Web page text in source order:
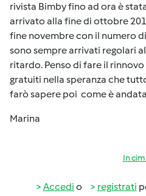
rivista Bimby fino ad ora è
arrivato alla fine di ottobre
fine novembre con il numero
sono sempre arrivati regolari
ritardo. Penso di fare il
gratuiti nella speranza che
farò sapere poi come è
Marina
In
Accedi o registrati